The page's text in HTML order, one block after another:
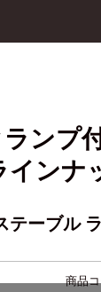
ンプ
インナ
テーブル
商品